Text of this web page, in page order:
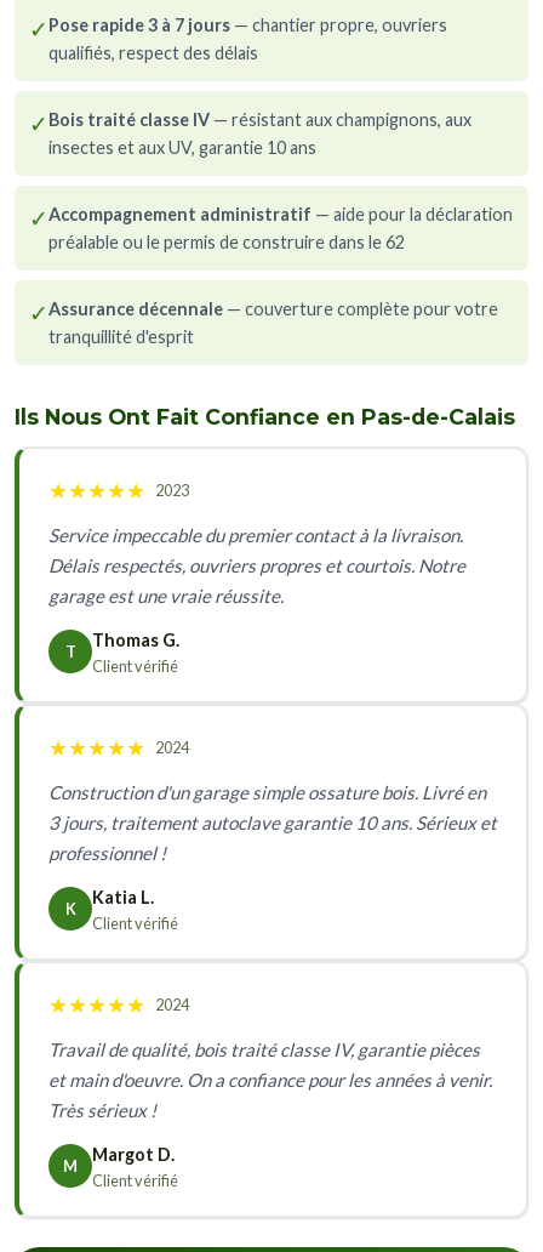
✓ Pose rapide 3 à 7 jours — chantier propre, ouvriers
qualifiés, respect des délais
✓ Bois traité classe IV — résistant aux champignons, aux
insectes et aux UV, garantie 10 ans
✓Accompagnement administratif — aide pour la déclaration
préalable ou le permis de construire dans le 62
✓Assurance décennale — couverture complète pour votre
tranquillité d'esprit
Ils Nous Ont Fait Confiance en Pas-de-Calais
★★★★★ 2023
Service impeccable du premier contact à la livraison.
Délais respectés, ouvriers propres et courtois. Notre
garage est une vraie réussite.
T
Thomas G.
Client vérifié
★★★★★ 2024
Construction d'un garage simple ossature bois. Livré en
3 jours, traitement autoclave garantie 10 ans. Sérieux et
professionnel !
K
Katia L.
Client vérifié
★★★★★ 2024
Travail de qualité, bois traité classe IV, garantie pièces
et main d'oeuvre. On a confiance pour les années à venir.
Très sérieux !
M
Margot D.
Client vérifié